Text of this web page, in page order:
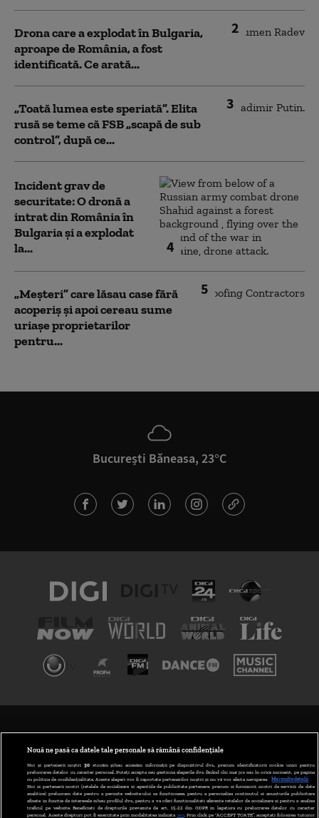
2
Drona care a explodat în Bulgaria,
aproape de România, a fost
identificată. Ce arată...
3
„Toată lumea este speriată”. Elita
rusă se teme că FSB „scapă de sub
control”, după ce...
4
Incident grav de
securitate: O dronă a
intrat din România în
Bulgaria şi a explodat
la...
5
„Meșteri” care lăsau case fără
acoperiș și apoi cereau sume
uriașe proprietarilor
pentru...
București Băneasa, 23°C
ABONARE DIGI TV
GESTIONAȚI PREFERINȚELE
Nouă ne pasă ca datele tale personale să rămână confidențiale
Noi și partenerii noștri 30stocăm și/sau accesăm informații pe dispozitivul dvs., precum identificatorii cookie unici pentru
prelucrarea datelor cu caracter personal. Puteți accepta sau gestiona alegerile dvs. făcând clic mai jos sau în orice moment, pe pagina
cu politica de confidențialitate. Aceste alegeri vor fi raportate partenerilor noștri și nu vă vor afecta navigarea.
Mai multe detalii
Noi si partenerii nostri (retelele de socializare si agentiile de publicitate partenere, precum si furnizorii nostri de servicii de date
analitice) prelucram date pentru a permite website-ului sa functioneze, pentru a personaliza continutul si anunturile publicitare
afisate in functie de interesele si/sau profilul dvs., pentru a va oferi functionalitati aferente retelelor de socializare si pentru a analiza
traficul pe website. Beneficiati de drepturile prevazute de art. 15-22 din GDPR in legatura cu prelucrarea datelor cu caracter
personal. Aceste drepturi pot fi exercitate prin modalitatea indicata aici. Prin click pe “ACCEPT TOATE”, acceptati folosirea tuturor